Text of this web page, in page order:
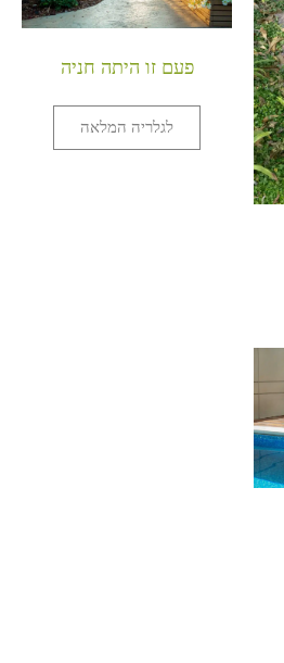
פעם זו היתה חניה
לגלריה המלאה